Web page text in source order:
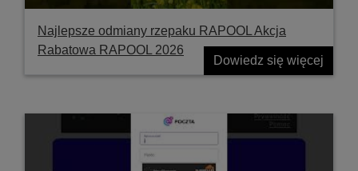
Najlepsze odmiany rzepaku RAPOOL Akcja
Rabatowa RAPOOL 2026
Dowiedz się więcej